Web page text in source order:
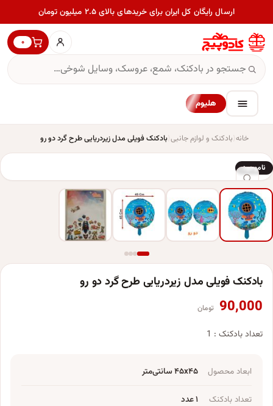
ارسال رایگان کل ایران برای خریدهای بالای ۲.۵ میلیون تومان
۰
هلیوم
خانه بادکنک و لوازم جانبی بادکنک فویلی مدل زیردریایی طرح گرد دو رو
ناموجود
بادکنک فویلی مدل زیردریایی طرح گرد دو رو
90,000 تومان
تعداد بادکنک : 1
ابعاد محصول ۴۵x۴۵ سانتی‌متر
تعداد بادکنک ۱ عدد